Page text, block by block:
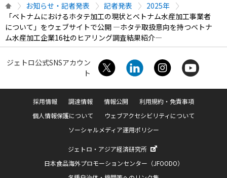
お知らせ・記者発表 記者発表
2025年
「ベトナムにおけるホタテ加工の現状とベトナム水産加工事業者
について」をウェブサイトで公開 ―ホタテ取扱意向を持つベトナ
ム水産加工企業16社のヒアリング調査結果紹介―
ジェトロ公式SNSアカウン
ト
採用情報 調達情報 情報公開
利用規約・免責事項
個人情報保護について
ウェブアクセシビリティについて
ソーシャルメディア運用ポリシー
ジェトロ・アジア経済研究所
日本食品海外プロモーションセンター（JFOODO）